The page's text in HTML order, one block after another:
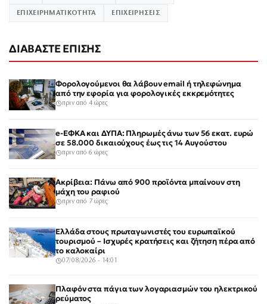
ΕΠΙΧΕΙΡΗΜΑΤΙΚΟΤΗΤΑ ΕΠΙΧΕΙΡΗΣΕΙΣ
ΔΙΑΒΑΣΤΕ ΕΠΙΣΗΣ
Φορολογούμενοι θα λάβουν email ή τηλεφώνημα
από την εφορία για φορολογικές εκκρεμότητες
πριν από 4 ώρες
e-ΕΦΚΑ και ΔΥΠΑ: Πληρωμές άνω των 56 εκατ. ευρώ
σε 58.000 δικαιούχους έως τις 14 Αυγούστου
πριν από 6 ώρες
Ακρίβεια: Πάνω από 900 προϊόντα μπαίνουν στη
μάχη του ραφιού
πριν από 7 ώρες
Ελλάδα στους πρωταγωνιστές του ευρωπαϊκού
τουρισμού – Ισχυρές κρατήσεις και ζήτηση πέρα από
το καλοκαίρι
07/08/2026 - 14:01
Πλαφόν στα πάγια των λογαριασμών του ηλεκτρικού
ρεύματος